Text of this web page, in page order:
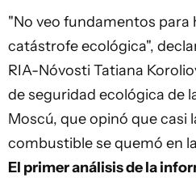
"No veo fundamentos para
catástrofe ecológica",
RIA-Nóvosti Tatiana
de seguridad ecológica de
Moscú, que opinó que casi
combustible se quemó en
El primer análisis de la